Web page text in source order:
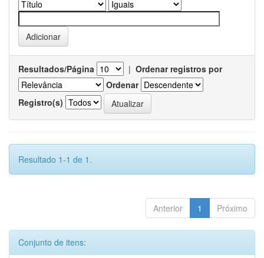
Resultados/Página | Ordenar registros por
Ordenar
Registro(s)
Resultado 1-1 de 1.
Anterior 1 Próximo
Conjunto de itens: